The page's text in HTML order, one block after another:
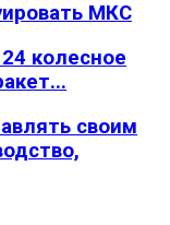
МКС
колесное
своим